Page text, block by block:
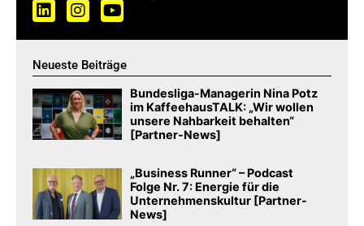
Neueste Beiträge
Bundesliga-Managerin Nina Potz
im KaffeehausTALK: „Wir wollen
unsere Nahbarkeit behalten“
[Partner-News]
„Business Runner“ – Podcast
Folge Nr. 7: Energie für die
Unternehmenskultur [Partner-
News]